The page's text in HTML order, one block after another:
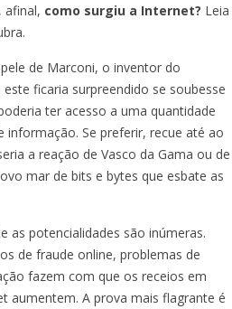
afinal, como surgiu a Internet? Leia
de Marconi, o inventor do
ficaria surpreendido se soubesse
ter acesso a uma quantidade
informação. Se preferir, recue até ao
a reação de Vasco da Gama ou de
mar de bits e bytes que esbate as
as potencialidades são inúmeras.
de fraude online, problemas de
fazem com que os receios em
aumentem. A prova mais flagrante é